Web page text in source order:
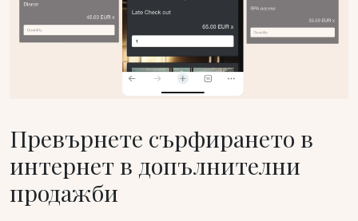
Превърнете сърфирането в
интернет в допълнителни
продажби